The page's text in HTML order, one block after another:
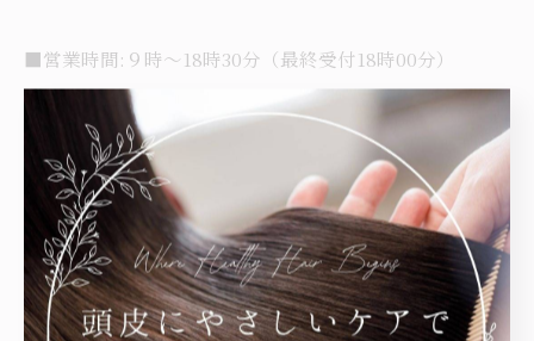
■営業時間:９時〜18時30分（最終受付18時00分）
■定休日：月・火曜日
■敷地内駐車場あり
■お電話でのお問い合わせはホームページをご確認下さ
#enore #下山門美容室 #西区美容室 #髪を育てる美容室
#エノア #姪浜美容室 #下山門サロン #西区サロン#大人